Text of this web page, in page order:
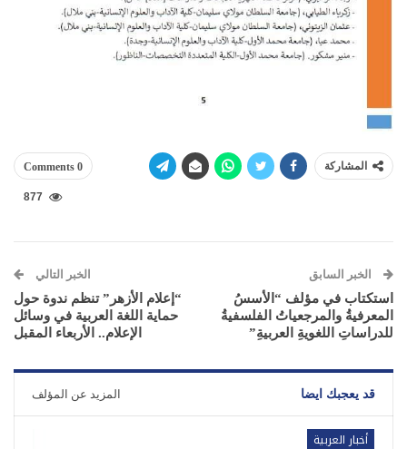
المشاركة 0 Comments
877
الخبر السابق
استكتاب في مؤلف “الأسسُ
المعرفيةُ والمرجعياتُ الفلسفيةُ
للدراساتِ اللغويةِ العربيةِ”
الخبر التالي
“إعلام الأزهر” تنظم ندوة حول
حماية اللغة العربية في وسائل
الإعلام.. الأربعاء المقبل
قد يعجبك ايضا المزيد عن المؤلف
أخبار العربية